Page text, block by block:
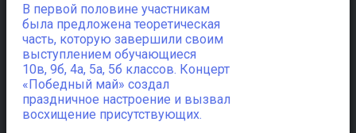
В первой половине участникам
была предложена теоретическая
часть, которую завершили своим
выступлением обучающиеся
10в, 9б, 4а, 5а, 5б классов. Концерт
«Победный май» создал
праздничное настроение и вызвал
восхищение присутствующих.